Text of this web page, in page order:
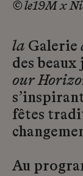
© le19M x
la Galerie
des
our
fêtes
Au